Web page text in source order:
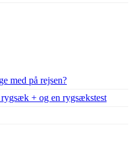
med på rejsen?
+ og en rygsækstest